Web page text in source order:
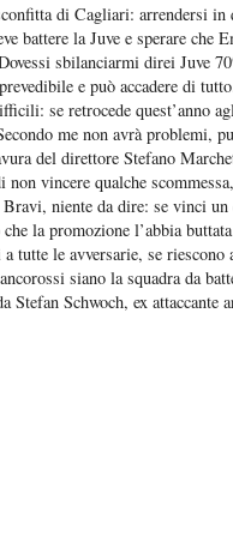
di Cagliari: arrendersi in
battere la Juve e sperare che
sbilanciarmi direi Juve
e può accadere di
se retrocede quest’anno
me non avrà problemi,
del direttore Stefano
non vincere qualche
niente da dire: se vinci
la promozione l’abbia
tutte le avversarie, se
siano la squadra da
Stefan Schwoch, ex attaccante